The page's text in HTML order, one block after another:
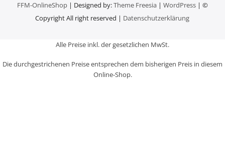
FFM-OnlineShop| Designed by:Theme Freesia| WordPress| ©
Copyright All right reserved | Datenschutzerklärung
Alle Preise inkl. der gesetzlichen MwSt.
Die durchgestrichenen Preise entsprechen dem bisherigen Preis in diesem
Online-Shop.